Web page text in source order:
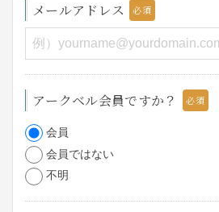
メールアドレス
アークベル会員ですか？
会員
会員ではない
不明